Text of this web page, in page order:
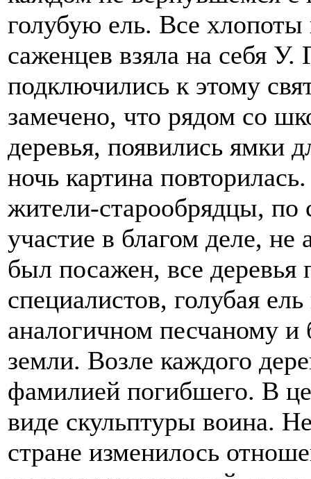
голубую ель. Все
саженцев взяла на себя У.
подключились к этому
замечено, что рядом со
деревья, появились ямки
ночь картина
жители-старообрядцы, по
участие в благом деле,
был посажен, все деревья
специалистов, голубая
аналогичном песчаному и
земли. Возле каждого
фамилией погибшего. В
виде скульптуры воина.
стране изменилось